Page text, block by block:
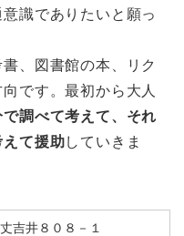
識でありたいと願っ
、図書館の本、リク
です。最初から大人
で調べて考えて、それ
て援助していきま
吉井８０８－１